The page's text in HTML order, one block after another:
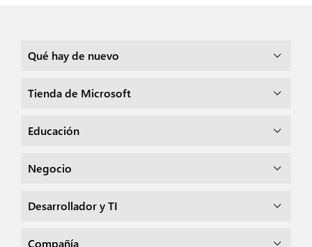
Qué hay de nuevo
Tienda de Microsoft
Educación
Negocio
Desarrollador y TI
Compañía